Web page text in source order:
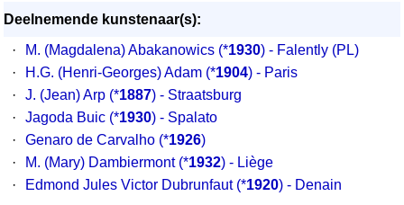
Deelnemende kunstenaar(s):
·
M. (Magdalena) Abakanowics (*1930) - Falently (PL)
·
H.G. (Henri-Georges) Adam (*1904) - Paris
·
J. (Jean) Arp (*1887) - Straatsburg
·
Jagoda Buic (*1930) - Spalato
·
Genaro de Carvalho (*1926)
·
M. (Mary) Dambiermont (*1932) - Liège
·
Edmond Jules Victor Dubrunfaut (*1920) - Denain